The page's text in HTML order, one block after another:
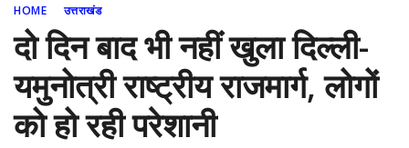
Portal
HOME उत्तराखंड
दो दिन बाद भी नहीं खुला दिल्ली-
यमुनोत्री राष्ट्रीय राजमार्ग, लोगों
को हो रही परेशानी